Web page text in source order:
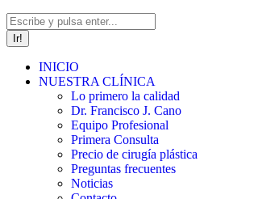
Buscar:
INICIO
NUESTRA CLÍNICA
Lo primero la calidad
Dr. Francisco J. Cano
Equipo Profesional
Primera Consulta
Precio de cirugía plástica
Preguntas frecuentes
Noticias